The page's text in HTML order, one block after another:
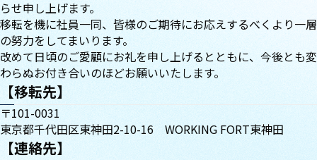
らせ申し上げます。
移転を機に社員一同、皆様のご期待にお応えするべくより一層
の努力をしてまいります。
改めて日頃のご愛顧にお礼を申し上げるとともに、今後とも変
わらぬお付き合いのほどお願いいたします。
【移転先】
〒101-0031
東京都千代田区東神田2-10-16 WORKING FORT東神田
【連絡先】